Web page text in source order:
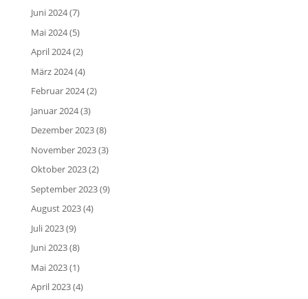
Juni 2024(7)
Mai 2024(5)
April 2024(2)
März 2024(4)
Februar 2024(2)
Januar 2024(3)
Dezember 2023(8)
November 2023(3)
Oktober 2023(2)
September 2023(9)
August 2023(4)
Juli 2023(9)
Juni 2023(8)
Mai 2023(1)
April 2023(4)